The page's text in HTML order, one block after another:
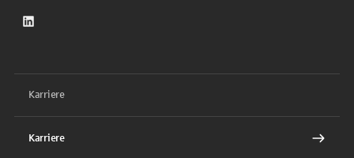
LinkedIn
Karriere
Karriere